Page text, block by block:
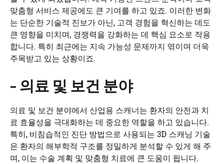
맞춤형 서비스 제공에도 큰 기여를 하고 있죠. 이러한 변화
는 단순한 기술적 진보가 아닌, 고객 경험을 혁신하는 데도
큰 영향을 미치며, 경쟁력을 강화하는 데 핵심 요소로 작용
합니다. 특히 최근에는 지속 가능성 문제까지 엮이며 더욱
주목받고 있는 상황이죠.
– 의료 및 보건 분야
의료 및 보건 분야에서 산업용 스캐너는 환자의 안전과 치
료 효율성을 극대화하는 데 중요한 역할을 하고 있습니다.
특히, 비침습적인 진단 방법으로 사용되는 3D 스캐닝 기술
은 환자의 해부학적 구조를 정밀하게 분석할 수 있게 해 주
며, 이는 수술 계획 및 맞춤형 치료에 큰 도움이 됩니다.